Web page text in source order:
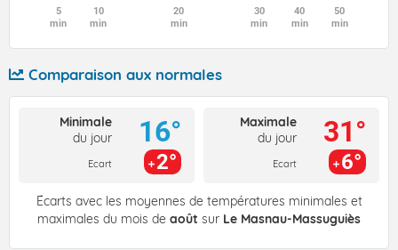
5
min
10
min
20
min
30
min
40
min
50
min
Comparaison aux normales
Minimale
du jour
Ecart
16°
2°
Maximale
du jour
Ecart
31°
6°
Écarts avec les moyennes de températures minimales et
maximales du mois de août sur Le Masnau-Massuguiès